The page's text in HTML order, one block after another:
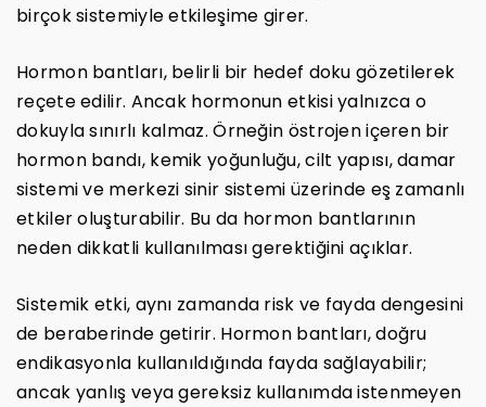
birçok sistemiyle etkileşime girer.
Hormon bantları, belirli bir hedef doku gözetilerek
reçete edilir. Ancak hormonun etkisi yalnızca o
dokuyla sınırlı kalmaz. Örneğin östrojen içeren bir
hormon bandı, kemik yoğunluğu, cilt yapısı, damar
sistemi ve merkezi sinir sistemi üzerinde eş zamanlı
etkiler oluşturabilir. Bu da hormon bantlarının
neden dikkatli kullanılması gerektiğini açıklar.
Sistemik etki, aynı zamanda risk ve fayda dengesini
de beraberinde getirir. Hormon bantları, doğru
endikasyonla kullanıldığında fayda sağlayabilir;
ancak yanlış veya gereksiz kullanımda istenmeyen